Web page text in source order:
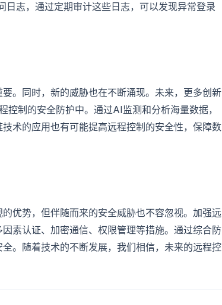
志，通过定期审计这些日志，可以发现异常登录
。同时，新的威胁也在不断涌现。未来，更多创新
制的安全防护中。通过AI监测和分析海量数据，
术的应用也有可能提高远程控制的安全性，保障数
优势，但伴随而来的安全威胁也不容忽视。加强远
素认证、加密通信、权限管理等措施。通过综合防
。随着技术的不断发展，我们相信，未来的远程控